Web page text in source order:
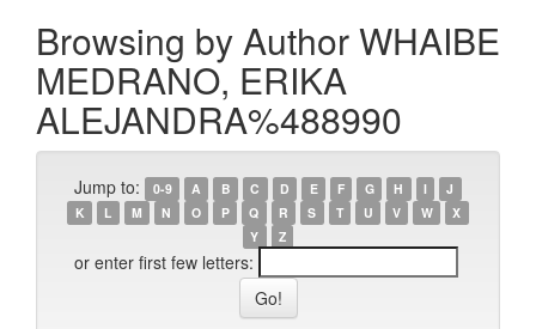
Browsing by Author WHAIBE
MEDRANO, ERIKA
ALEJANDRA%488990
Jump to: 0-9 A B C D E F G H I
J
K
L M N O P Q R S T U V W
X
Y
Z
or enter first few letters: